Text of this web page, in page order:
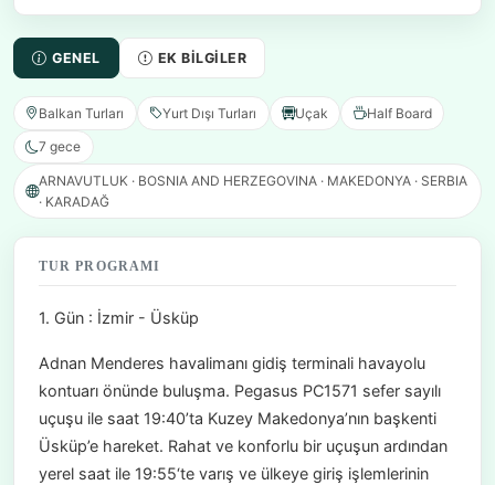
GENEL EK BILGILER
Balkan Turları Yurt Dışı Turları Uçak Half Board
7 gece
ARNAVUTLUK · BOSNIA AND HERZEGOVINA · MAKEDONYA · SERBIA
· KARADAĞ
TUR PROGRAMI
1. Gün : İzmir - Üsküp
Adnan Menderes havalimanı gidiş terminali havayolu
kontuarı önünde buluşma. Pegasus PC1571 sefer sayılı
uçuşu ile saat 19:40’ta Kuzey Makedonya’nın başkenti
Üsküp’e hareket. Rahat ve konforlu bir uçuşun ardından
yerel saat ile 19:55‘te varış ve ülkeye giriş işlemlerinin